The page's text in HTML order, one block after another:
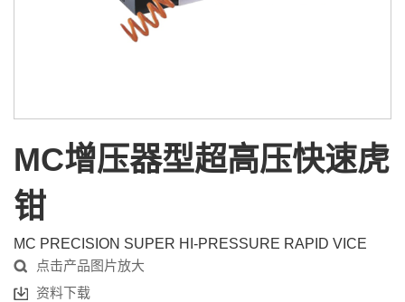
MC增压器型超高压快速虎
钳
MC PRECISION SUPER HI-PRESSURE RAPID VICE
点击产品图片放大
资料下载